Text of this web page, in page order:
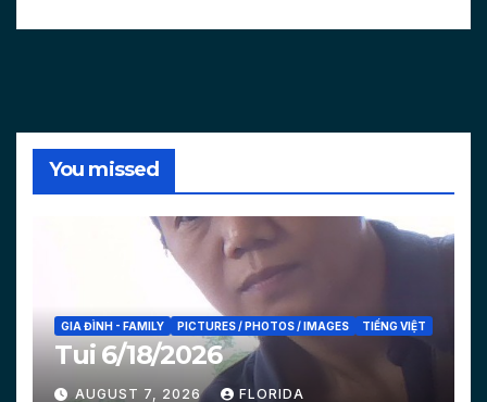
You missed
GIA ĐÌNH - FAMILY PICTURES / PHOTOS / IMAGES TIẾNG VIỆT
Tui 6/18/2026
AUGUST 7, 2026 FLORIDA